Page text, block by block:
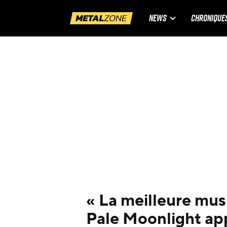
NEWS
« La meilleure
Pale Moonlight